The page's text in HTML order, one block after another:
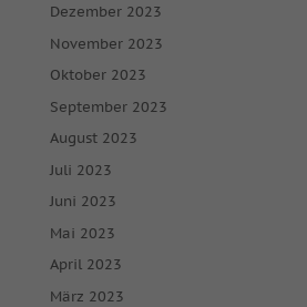
Dezember 2023
November 2023
Oktober 2023
September 2023
August 2023
Juli 2023
Juni 2023
Mai 2023
April 2023
März 2023